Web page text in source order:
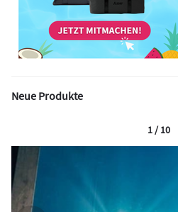
Neue Produkte
1 / 10